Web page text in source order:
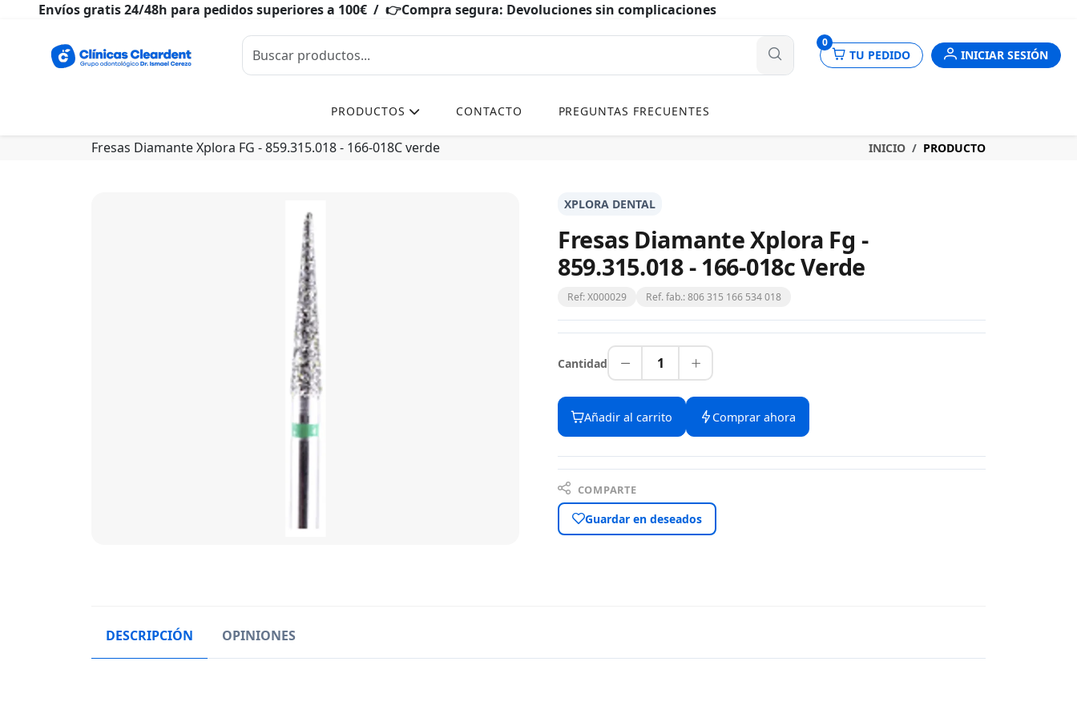
Envíos gratis 24/48h para pedidos superiores a 100€ / 👉Compra segura: Devoluciones sin complicaciones
0
TU PEDIDO INICIAR SESIÓN
PRODUCTOS CONTACTO PREGUNTAS FRECUENTES
Fresas Diamante Xplora FG - 859.315.018 - 166-018C verde INICIO PRODUCTO
XPLORA DENTAL
Fresas Diamante Xplora Fg -
859.315.018 - 166-018c Verde
Ref: X000029 Ref. fab.: 806 315 166 534 018
Cantidad 1
Añadir al carrito Comprar ahora
COMPARTE
Guardar en deseados
DESCRIPCIÓN OPINIONES